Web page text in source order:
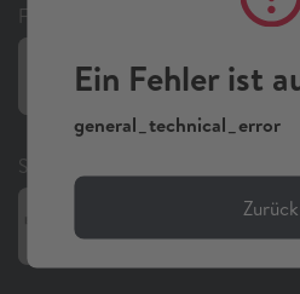
Folgen Sie uns auf Social Media
Sonstiges
Ein Fehler ist
general_technical_error
Zurück